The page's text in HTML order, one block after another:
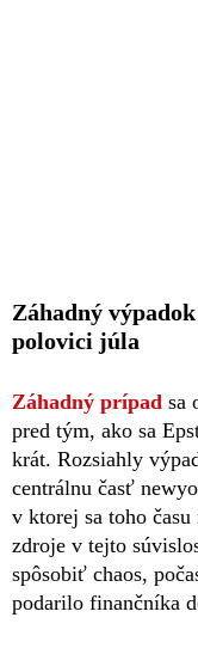
Záhadný
polovici júla
Záhadný prípad sa
pred tým, ako sa
krát. Rozsiahly
centrálnu časť
v ktorej sa toho
zdroje v tejto
spôsobiť chaos,
podarilo finančníka